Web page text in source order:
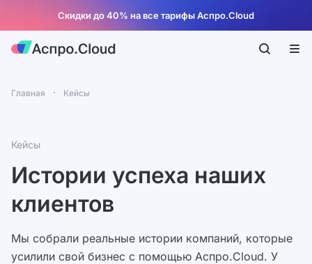
Скидки до 40% на все тарифы Аспро.Cloud
Главная Кейсы
Кейсы
Истории успеха наших
клиентов
Мы собрали реальные истории компаний, которые
усилили свой бизнес с помощью Аспро.Cloud. У